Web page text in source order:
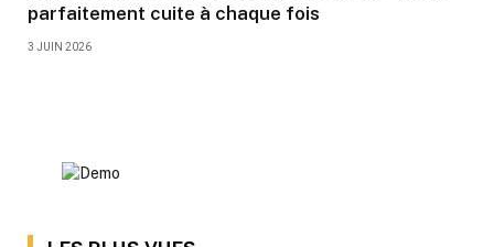
parfaitement cuite à chaque fois
3 JUIN 2026